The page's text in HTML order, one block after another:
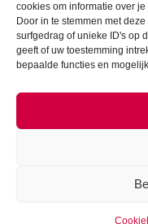
cookies om informatie over
Door in te stemmen met
surfgedrag of unieke ID's op
geeft of uw toestemming
bepaalde functies en
Copyright © 2026